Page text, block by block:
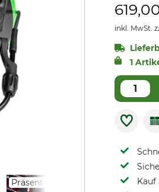
Präsentation Live-
inkl. MwSt.
1
Kauf